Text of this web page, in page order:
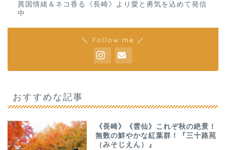
異国情緒＆ネコ香る《長崎》より愛と勇気を込めて発信
中
＼ Follow me ／
おすすめな記事
《長崎》《雲仙》これぞ秋の絶景！
無数の鮮やかな紅葉群！『三十路苑
（みそじえん）』